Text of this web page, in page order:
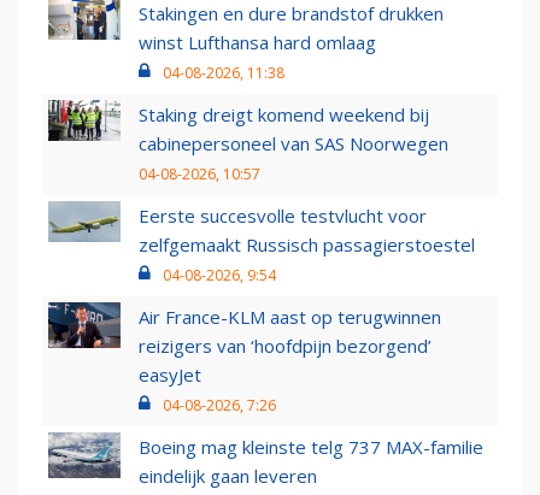
Stakingen en dure brandstof drukken
winst Lufthansa hard omlaag
04-08-2026, 11:38
Staking dreigt komend weekend bij
cabinepersoneel van SAS Noorwegen
04-08-2026, 10:57
Eerste succesvolle testvlucht voor
zelfgemaakt Russisch passagierstoestel
04-08-2026, 9:54
Air France-KLM aast op terugwinnen
reizigers van ‘hoofdpijn bezorgend’
easyJet
04-08-2026, 7:26
Boeing mag kleinste telg 737 MAX-familie
eindelijk gaan leveren